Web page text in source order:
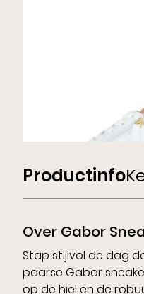
€ 89,00
Productinfo
Over Gabor
Stap stijlvol de dag
paarse Gabor
op de hiel en de